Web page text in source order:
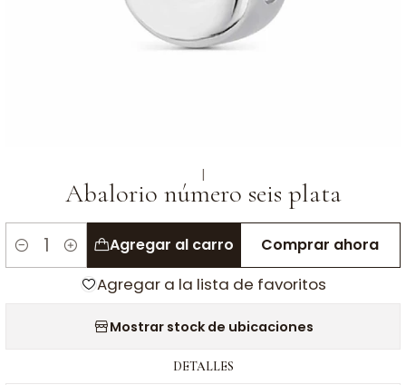
|
Abalorio número seis plata
Cantidad
Agregar al carro Comprar ahora
Agregar a la lista de favoritos
Mostrar stock de ubicaciones
DETALLES